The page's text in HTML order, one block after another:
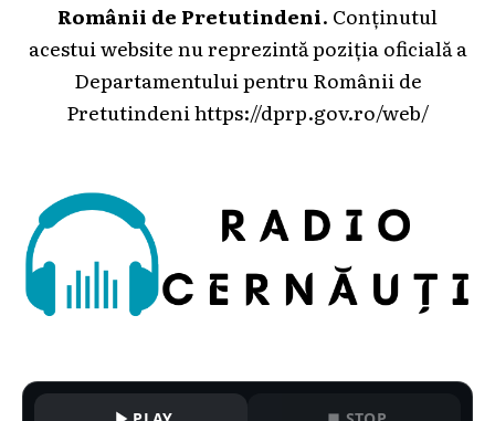
Românii de Pretutindeni. Conținutul
acestui website nu reprezintă poziția oficială a
Departamentului pentru Românii de
Pretutindenihttps://dprp.gov.ro/web/